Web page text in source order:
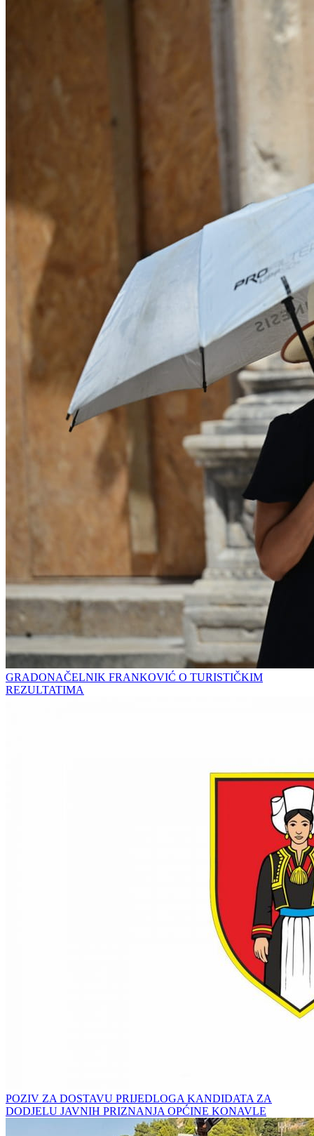
GRADONAČELNIK FRANKOVIĆ O TURISTIČKIM
REZULTATIMA
POZIV ZA DOSTAVU PRIJEDLOGA KANDIDATA ZA
DODJELU JAVNIH PRIZNANJA OPĆINE KONAVLE